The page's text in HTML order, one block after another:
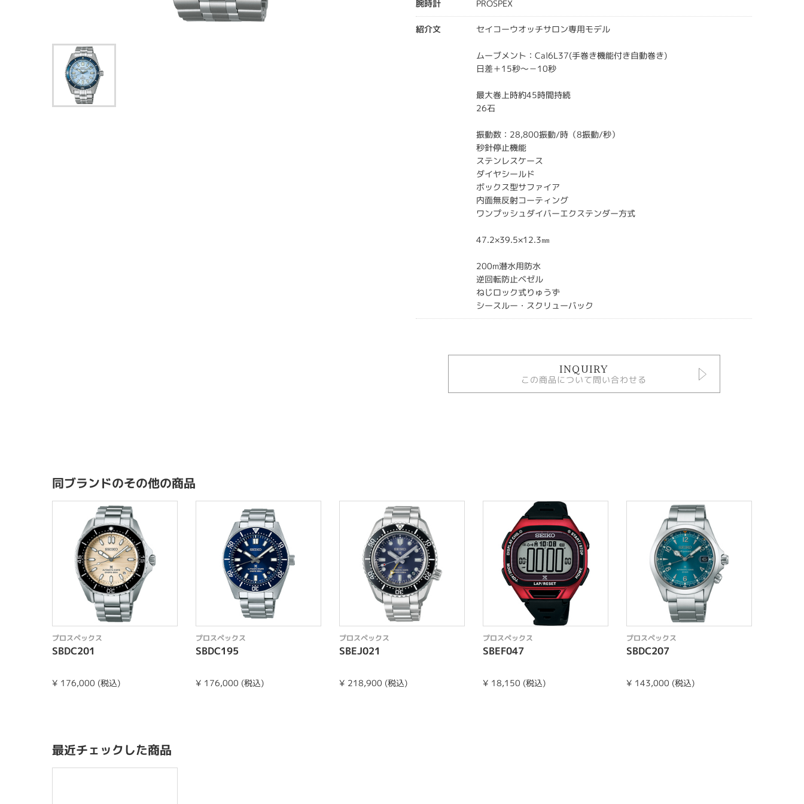
腕時計 PROSPEX
紹介文 セイコーウオッチサロン専用モデル
ムーブメント：Cal6L37(手巻き機能付き自動巻き)
日差＋15秒～－10秒
最大巻上時約45時間持続
26石
振動数：28,800振動/時（8振動/秒）
秒針停止機能
ステンレスケース
ダイヤシールド
ボックス型サファイア
内面無反射コーティング
ワンプッシュダイバーエクステンダー方式
47.2×39.5×12.3㎜
200m潜水用防水
逆回転防止ベゼル
ねじロック式りゅうず
シースルー・スクリューバック
INQUIRY
この商品について問い合わせる
同ブランドのその他の商品
プロスペックス
SBDC201
¥ 176,000 (税込)
プロスペックス
SBDC195
¥ 176,000 (税込)
プロスペックス
SBEJ021
¥ 218,900 (税込)
プロスペックス
SBEF047
¥ 18,150 (税込)
プロスペックス
SBDC207
¥ 143,000 (税込)
最近チェックした商品